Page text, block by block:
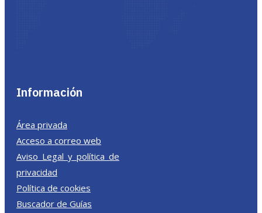
Información
Área privada
Acceso a correo web
Aviso Legal y política de
privacidad
Política de cookies
Buscador de Guías